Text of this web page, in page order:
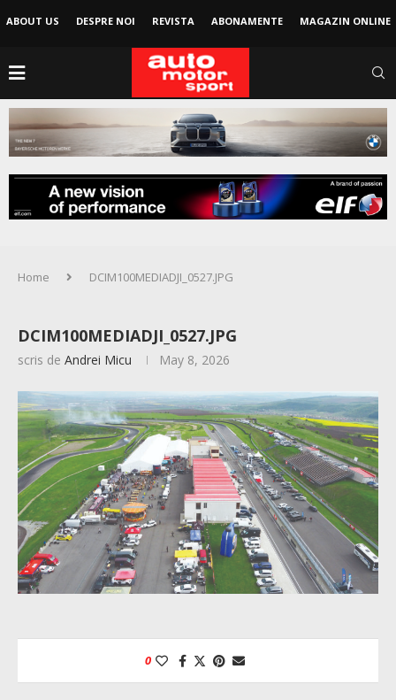
ABOUT US DESPRE NOI REVISTA ABONAMENTE MAGAZIN ONLINE
Home DCIM100MEDIADJI_0527.JPG
DCIM100MEDIADJI_0527.JPG
scris de Andrei Micu May 8, 2026
0